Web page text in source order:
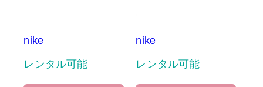
nike
レンタル可能
nike
レンタル可能